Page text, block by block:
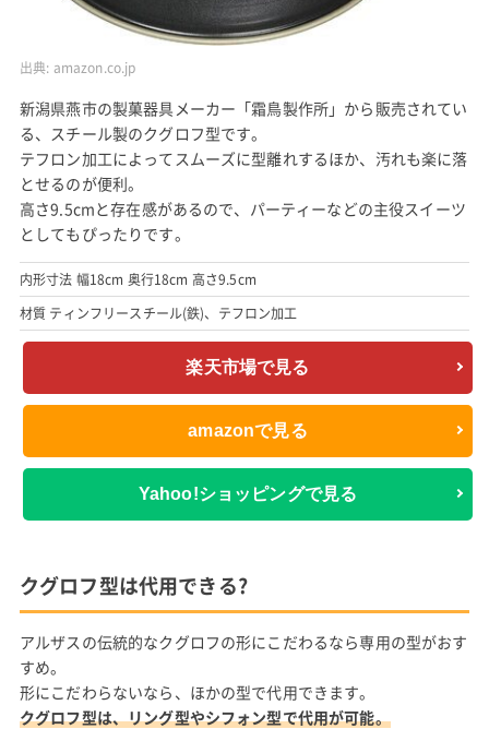
出典: amazon.co.jp
新潟県燕市の製菓器具メーカー「霜鳥製作所」から販売されてい
る、スチール製のクグロフ型です。
テフロン加工によってスムーズに型離れするほか、汚れも楽に落
とせるのが便利。
高さ9.5cmと存在感があるので、パーティーなどの主役スイーツ
としてもぴったりです。
内形寸法 幅18cm 奥行18cm 高さ9.5cm
材質 ティンフリースチール(鉄)、テフロン加工
楽天市場で見る
amazonで見る
Yahoo!ショッピングで見る
クグロフ型は代用できる?
アルザスの伝統的なクグロフの形にこだわるなら専用の型がおす
すめ。
形にこだわらないなら、ほかの型で代用できます。
クグロフ型は、リング型やシフォン型で代用が可能。